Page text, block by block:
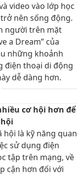
video vào lớp học
nên sống động.
người trên mặt
a Dream” của
những khoảnh
điện thoại di động
dễ dàng hơn.
cơ hội hơn để
hội là kỹ năng quan
sử dụng điện
tập trên mạng, về
cận hơn đối với